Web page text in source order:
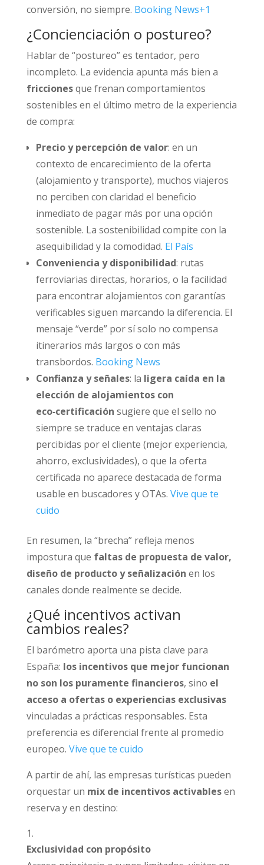
conversión, no siempre. Booking News+1
¿Concienciación o postureo?
Hablar de “postureo” es tentador, pero
incompleto. La evidencia apunta más bien a
friccionesque frenan comportamientos
sostenibles en el último metro de la experiencia
de compra:
Precio y percepción de valor: en un
contexto de encarecimiento de la oferta
(alojamiento y transporte), muchos viajeros
no perciben con claridad el beneficio
inmediato de pagar más por una opción
sostenible. La sostenibilidad compite con la
asequibilidad y la comodidad. El País
Conveniencia y disponibilidad: rutas
ferroviarias directas, horarios, o la facilidad
para encontrar alojamientos con garantías
verificables siguen marcando la diferencia. El
mensaje “verde” por sí solo no compensa
itinerarios más largos o con más
transbordos. Booking News
Confianza y señales: la ligera caída en la
elección de alojamientos con
eco‑certificación sugiere que el sello no
siempre se traduce en ventajas claras
percibidas por el cliente (mejor experiencia,
ahorro, exclusividades), o que la oferta
certificada no aparece destacada de forma
usable en buscadores y OTAs. Vive que te
cuido
En resumen, la “brecha” refleja menos
impostura que faltas de propuesta de valor,
diseño de producto y señalización en los
canales donde realmente se decide.
¿Qué incentivos activan
cambios reales?
El barómetro aporta una pista clave para
España: los incentivos que mejor funcionan
no son los puramente financieros, sino el
acceso a ofertas o experiencias exclusivas
vinculadas a prácticas responsables. Esta
preferencia es diferencial frente al promedio
europeo. Vive que te cuido
A partir de ahí, las empresas turísticas pueden
orquestar un mix de incentivos activablesen
reserva y en destino:
Exclusividad con propósito